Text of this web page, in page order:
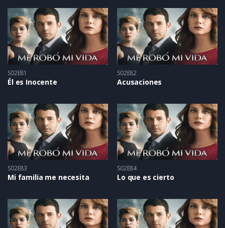
S02E81
Él es Inocente
S02E82
Acusaciones
S02E83
Mi familia me necesita
S02E84
Lo que es cierto